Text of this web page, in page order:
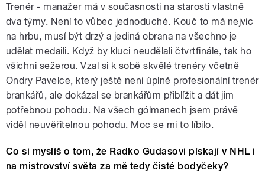
Trenér - manažer má v současnosti na starosti vlastně
dva týmy. Není to vůbec jednoduché. Kouč to má nejvíc
na hrbu, musí být drzý a jediná obrana na všechno je
udělat medaili. Když by kluci neudělali čtvrtfinále, tak ho
všichni sežerou. Vzal si k sobě skvělé trenéry včetně
Ondry Pavelce, který ještě není úplně profesionální trenér
brankářů, ale dokázal se brankářům přiblížit a dát jim
potřebnou pohodu. Na všech gólmanech jsem právě
viděl neuvěřitelnou pohodu. Moc se mi to líbilo.
Co si myslíš o tom, že Radko Gudasovi pískají v NHL i
na mistrovství světa za mě tedy čisté bodyčeky?